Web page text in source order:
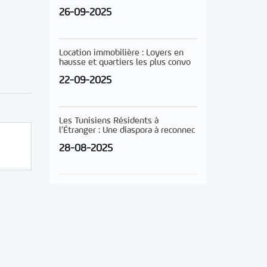
26-09-2025
Location immobilière : Loyers en
hausse et quartiers les plus convo
22-09-2025
Les Tunisiens Résidents à
l’Étranger : Une diaspora à reconnec
28-08-2025